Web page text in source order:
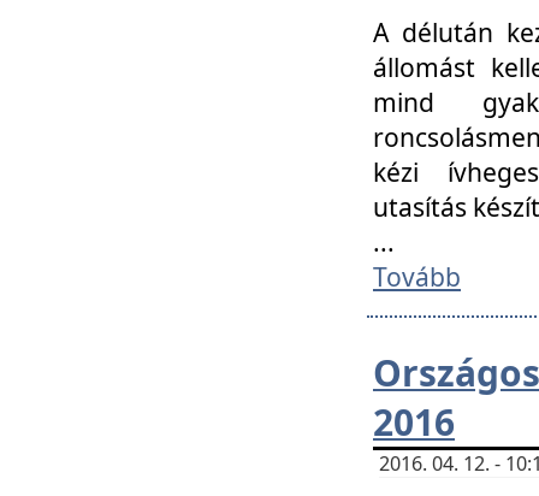
A délután
állomást
mind
kézi
utasítás
...
Tovább
2016
2016. 04. 12. -